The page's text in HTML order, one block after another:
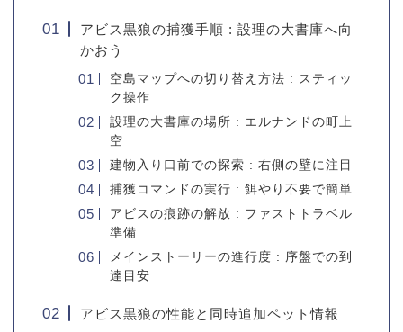
アビス黒狼の捕獲手順 : 設理の大書庫へ向
かおう
空島マップへの切り替え方法 : スティッ
ク操作
設理の大書庫の場所 : エルナンドの町上
空
建物入り口前での探索 : 右側の壁に注目
捕獲コマンドの実行 : 餌やり不要で簡単
アビスの痕跡の解放 : ファストトラベル
準備
メインストーリーの進行度 : 序盤での到
達目安
アビス黒狼の性能と同時追加ペット情報